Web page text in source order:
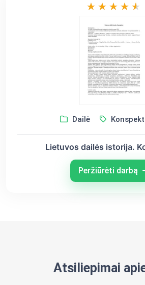
Dailė
Lietuvos dailės istorija.
Peržiūrėti darbą
Atsiliepimai